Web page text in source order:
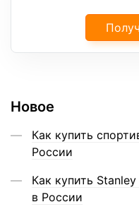
Новое
Как купить
России
Как купить
в России